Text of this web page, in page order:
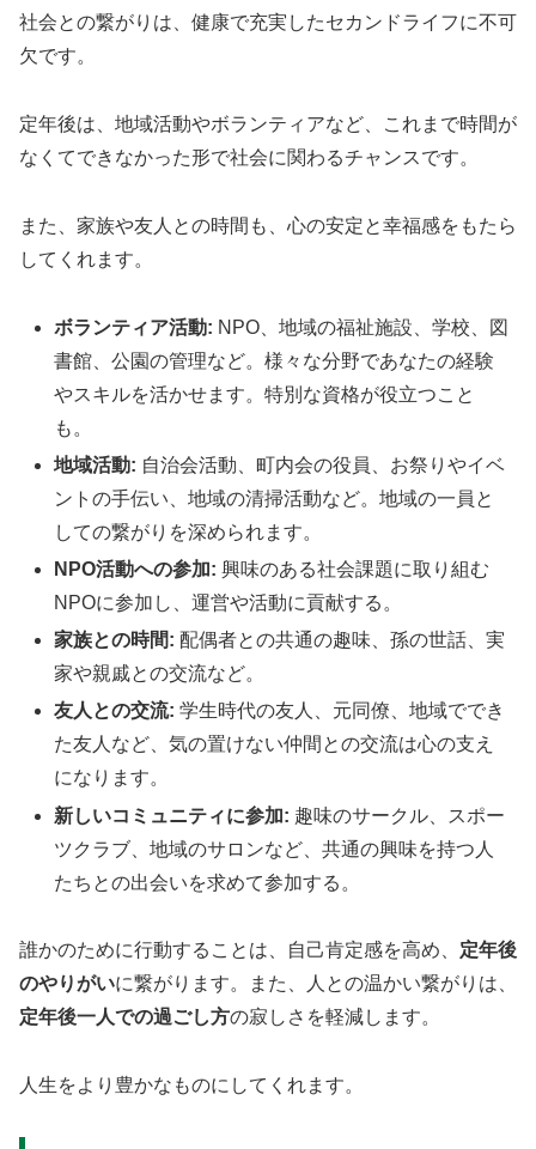
社会との繋がりは、健康で充実したセカンドライフに不可
欠です。
定年後は、地域活動やボランティアなど、これまで時間が
なくてできなかった形で社会に関わるチャンスです。
また、家族や友人との時間も、心の安定と幸福感をもたら
してくれます。
ボランティア活動: NPO、地域の福祉施設、学校、図
書館、公園の管理など。様々な分野であなたの経験
やスキルを活かせます。特別な資格が役立つこと
も。
地域活動: 自治会活動、町内会の役員、お祭りやイベ
ントの手伝い、地域の清掃活動など。地域の一員と
しての繋がりを深められます。
NPO活動への参加: 興味のある社会課題に取り組む
NPOに参加し、運営や活動に貢献する。
家族との時間: 配偶者との共通の趣味、孫の世話、実
家や親戚との交流など。
友人との交流: 学生時代の友人、元同僚、地域ででき
た友人など、気の置けない仲間との交流は心の支え
になります。
新しいコミュニティに参加: 趣味のサークル、スポー
ツクラブ、地域のサロンなど、共通の興味を持つ人
たちとの出会いを求めて参加する。
誰かのために行動することは、自己肯定感を高め、 定年後
のやりがいに繋がります。また、人との温かい繋がりは、
定年後一人での過ごし方の寂しさを軽減します。
人生をより豊かなものにしてくれます。